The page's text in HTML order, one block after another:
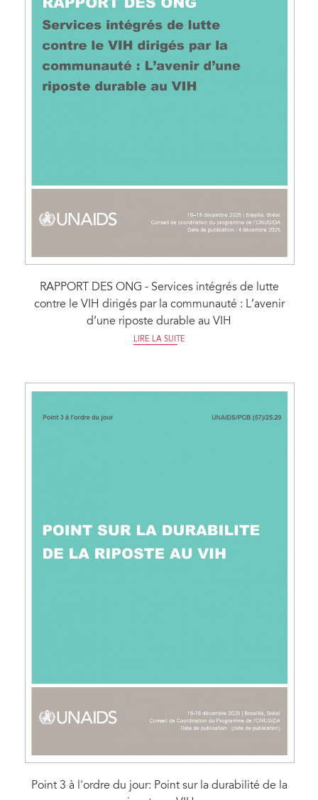
RAPPORT DES ONG - Services intégrés de lutte
contre le VIH dirigés par la communauté : L’avenir
d’une riposte durable au VIH
LIRE LA SUITE
Point 3 à l'ordre du jour: Point sur la durabilité de la